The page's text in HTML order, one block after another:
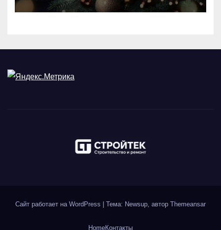
Сайт работает на WordPress Тема: Newsup, автор Themeansar
HomeКонтакты